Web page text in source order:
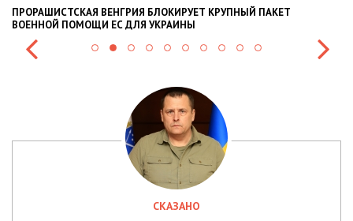
ПРОРАШИСТСКАЯ ВЕНГРИЯ БЛОКИРУЕТ КРУПНЫЙ ПАКЕТ
ВОЕННОЙ ПОМОЩИ ЕС ДЛЯ УКРАИНЫ
СКАЗАНО